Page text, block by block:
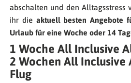
abschalten und den Alltagsstress
ihr die aktuell besten Angebote
Urlaub für eine Woche oder 14
1 Woche All Inclusive
2 Wochen All Inclusive
Flug